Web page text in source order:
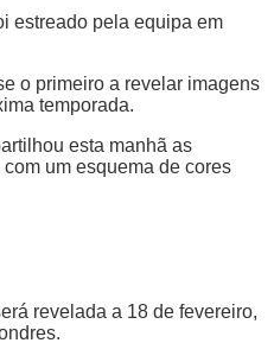
estreado pela equipa em
o primeiro a revelar imagens
temporada.
esta manhã as
um esquema de cores
revelada a 18 de fevereiro,